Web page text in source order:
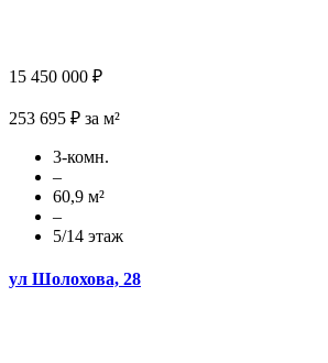
15 450 000 ₽
253 695 ₽ за м²
3-комн.
–
60,9 м²
–
5/14 этаж
ул Шолохова, 28